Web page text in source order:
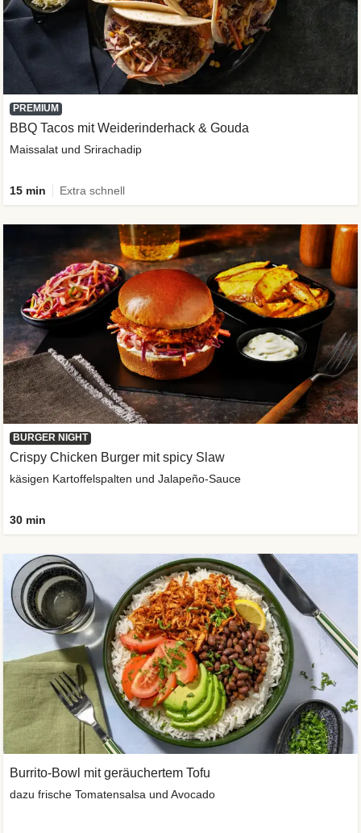
PREMIUM
BBQ Tacos mit Weiderinderhack & Gouda
Maissalat und Srirachadip
15 min Extra schnell
BURGER NIGHT
Crispy Chicken Burger mit spicy Slaw
käsigen Kartoffelspalten und Jalapeño-Sauce
30 min
Burrito-Bowl mit geräuchertem Tofu
dazu frische Tomatensalsa und Avocado